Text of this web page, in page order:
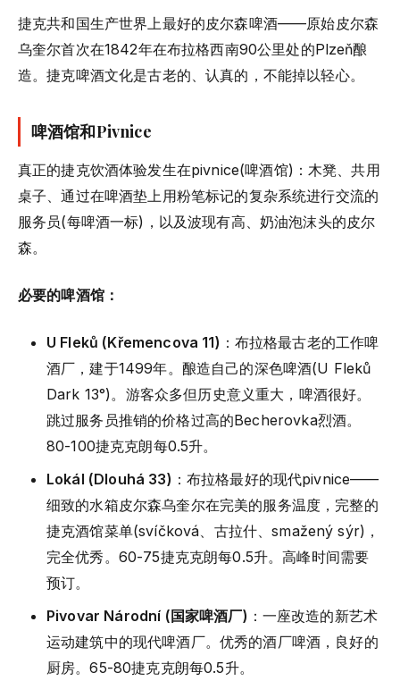
捷克共和国生产世界上最好的皮尔森啤酒——原始皮尔森
乌奎尔首次在1842年在布拉格西南90公里处的Plzeň酿
造。捷克啤酒文化是古老的、认真的，不能掉以轻心。
啤酒馆和Pivnice
真正的捷克饮酒体验发生在pivnice(啤酒馆)：木凳、共用
桌子、通过在啤酒垫上用粉笔标记的复杂系统进行交流的
服务员(每啤酒一标)，以及波现有高、奶油泡沫头的皮尔
森。
必要的啤酒馆：
U Fleků (Křemencova 11) ：布拉格最古老的工作啤
酒厂，建于1499年。酿造自己的深色啤酒(U Fleků
Dark 13°)。游客众多但历史意义重大，啤酒很好。
跳过服务员推销的价格过高的Becherovka烈酒。
80-100捷克克朗每0.5升。
Lokál (Dlouhá 33) ：布拉格最好的现代pivnice——
细致的水箱皮尔森乌奎尔在完美的服务温度，完整的
捷克酒馆菜单(svíčková、古拉什、smažený sýr)，
完全优秀。60-75捷克克朗每0.5升。高峰时间需要
预订。
Pivovar Národní (国家啤酒厂) ：一座改造的新艺术
运动建筑中的现代啤酒厂。优秀的酒厂啤酒，良好的
厨房。65-80捷克克朗每0.5升。